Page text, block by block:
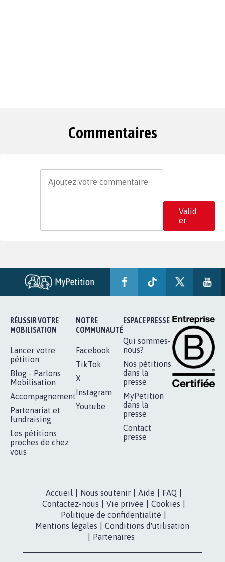
Commentaires
Valid
er
RÉUSSIR VOTRE
MOBILISATION
Lancer votre
pétition
Blog - Parlons
Mobilisation
Accompagnement
Partenariat et
fundraising
Les pétitions
proches de chez
vous
NOTRE
COMMUNAUTÉ
Facebook
TikTok
X
Instagram
Youtube
ESPACE PRESSE
Qui sommes-
nous?
Nos pétitions
dans la
presse
MyPetition
dans la
presse
Contact
presse
Accueil Nous soutenir Aide FAQ
Contactez-nous
Vie privée Cookies
Politique de confidentialité
Mentions légales
Conditions d'utilisation
Partenaires